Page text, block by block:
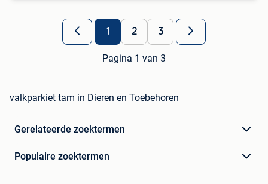
1 2 3
Pagina 1 van 3
valkparkiet tam in Dieren en Toebehoren
Gerelateerde zoektermen
Populaire zoektermen